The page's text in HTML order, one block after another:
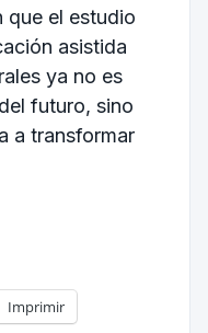
que el estudio
asistida
ya no es
futuro, sino
a transformar
Imprimir